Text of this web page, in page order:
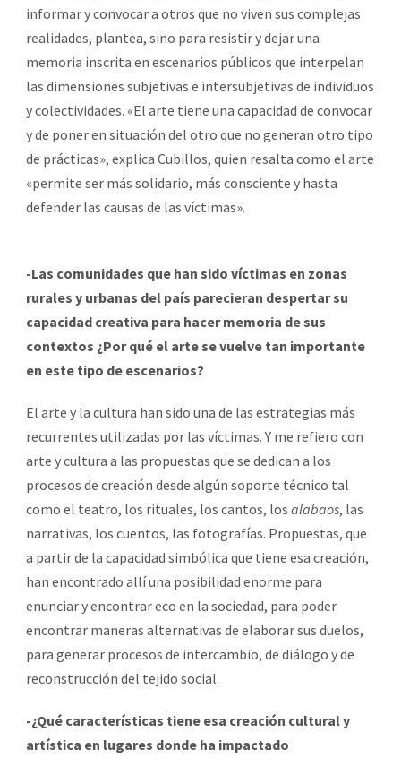
informar y convocar a otros que no viven sus complejas
realidades, plantea, sino para resistir y dejar una
memoria inscrita en escenarios públicos que interpelan
las dimensiones subjetivas e intersubjetivas de individuos
y colectividades. «El arte tiene una capacidad de convocar
y de poner en situación del otro que no generan otro tipo
de prácticas», explica Cubillos, quien resalta como el arte
«permite ser más solidario, más consciente y hasta
defender las causas de las víctimas».
-Las comunidades que han sido víctimas en zonas
rurales y urbanas del país parecieran despertar su
capacidad creativa para hacer memoria de sus
contextos ¿Por qué el arte se vuelve tan importante
en este tipo de escenarios?
El arte y la cultura han sido una de las estrategias más
recurrentes utilizadas por las víctimas. Y me refiero con
arte y cultura a las propuestas que se dedican a los
procesos de creación desde algún soporte técnico tal
como el teatro, los rituales, los cantos, los alabaos, las
narrativas, los cuentos, las fotografías. Propuestas, que
a partir de la capacidad simbólica que tiene esa creación,
han encontrado allí una posibilidad enorme para
enunciar y encontrar eco en la sociedad, para poder
encontrar maneras alternativas de elaborar sus duelos,
para generar procesos de intercambio, de diálogo y de
reconstrucción del tejido social.
-¿Qué características tiene esa creación cultural y
artística en lugares donde ha impactado